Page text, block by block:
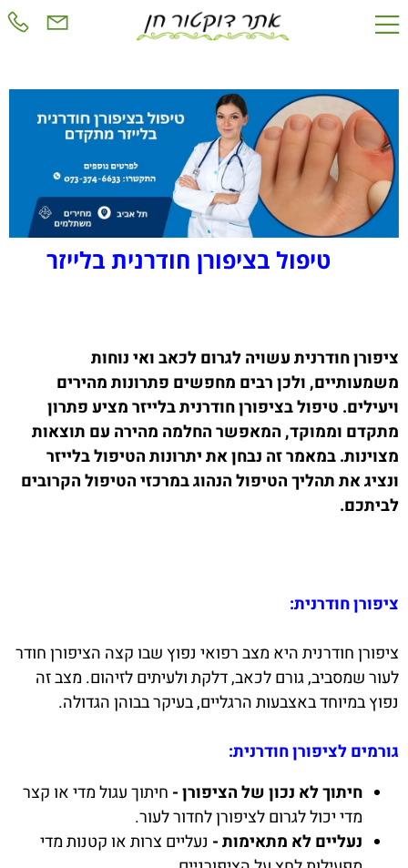
טיפול בציפורן חודרנית בלייזר
ציפורן חודרנית עשויה לגרום לכאב ואי נוחות
משמעותיים, ולכן רבים מחפשים פתרונות מהירים
ויעילים. טיפול בציפורן חודרנית בלייזר מציע פתרון
מתקדם וממוקד, המאפשר החלמה מהירה עם תוצאות
מצוינות. במאמר זה נבחן את יתרונות הטיפול בלייזר
ונציג את תהליך הטיפול הנהוג במרכזי הטיפול הקרובים
לביתכם.
ציפורן חודרנית:
ציפורן חודרנית היא מצב רפואי נפוץ שבו קצה הציפורן חודר
לעור שמסביב, גורם לכאב, דלקת ולעיתים לזיהום. מצב זה
נפוץ במיוחד באצבעות הרגליים, בעיקר בבוהן הגדולה.
גורמים לציפורן חודרנית:
חיתוך לא נכון של הציפורן - חיתוך עגול מדי או קצר
מדי יכול לגרום לציפורן לחדור לעור.
נעליים לא מתאימות - נעליים צרות או קטנות מדי